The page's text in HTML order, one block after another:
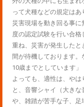
って犬種などの規定は
災害現場を動き回る事
度の認定試験を行い合
重ね、災害が発生したと
間が待機しております
10歳までとしています
よっても、適性は、や
と、音響シャイ（大き
や、雑踏が苦手な子、